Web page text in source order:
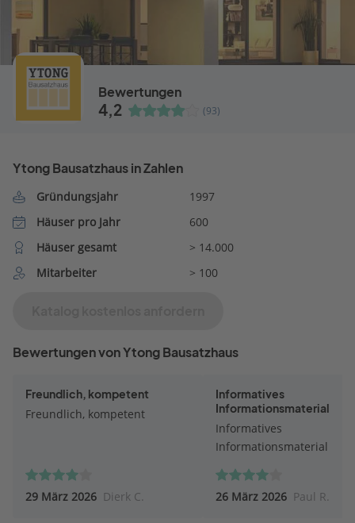
Bewertungen
4,2 (93)
Ytong Bausatzhaus in Zahlen
Gründungsjahr
1997
Häuser pro Jahr
600
Häuser gesamt
> 14.000
Mitarbeiter
> 100
Bewertungen von Ytong Bausatzhaus
Freundlich, kompetent
Freundlich, kompetent
29 März 2026 Dierk C.
Informatives
Informationsmaterial
Informatives
Informationsmaterial
26 März 2026 Paul R.